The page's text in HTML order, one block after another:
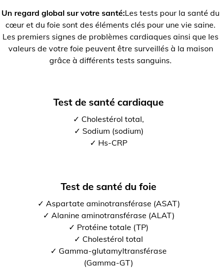
Un regard global sur votre santé:Les tests pour la santé du
cœur et du foie sont des éléments clés pour une vie saine.
Les premiers signes de problèmes cardiaques ainsi que les
valeurs de votre foie peuvent être surveillés à la maison
grâce à différents tests sanguins.
Test de santé cardiaque
✓ Cholestérol total,
✓ Sodium (sodium)
✓ Hs-CRP
Test de santé du foie
✓ Aspartate aminotransférase (ASAT)
✓ Alanine aminotransférase (ALAT)
✓ Protéine totale (TP)
✓ Cholestérol total
✓ Gamma-glutamyltransférase
(Gamma-GT)